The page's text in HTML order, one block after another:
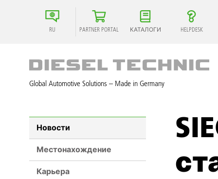
RU PARTNER PORTAL КАТАЛОГИ HELPDESK
Global Automotive Solutions – Made in Germany
Новости
Местонахождение
Карьера